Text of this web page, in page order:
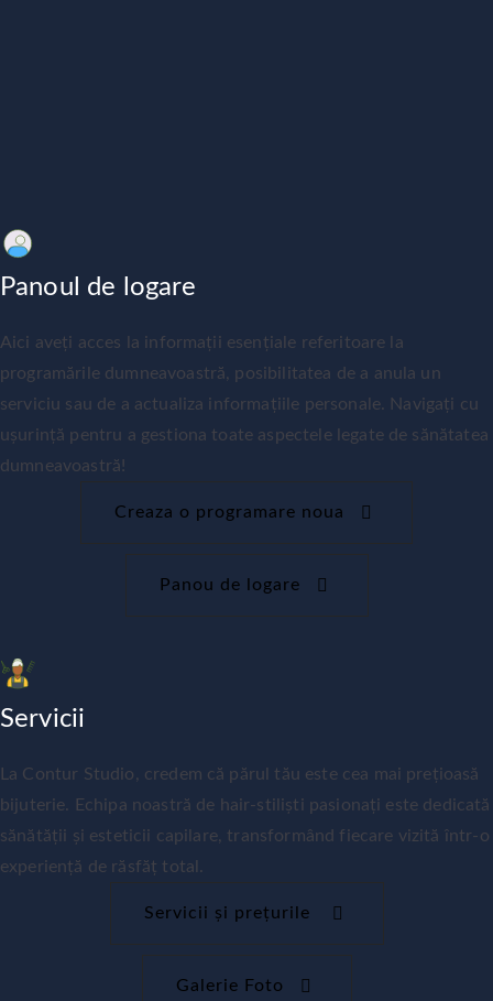
Panoul de logare
Aici aveți acces la informații esențiale referitoare la
programările dumneavoastră, posibilitatea de a anula un
serviciu sau de a actualiza informațiile personale. Navigați cu
ușurință pentru a gestiona toate aspectele legate de sănătatea
dumneavoastră!
Creaza o programare noua
Panou de logare
Servicii
La Contur Studio, credem că părul tău este cea mai prețioasă
bijuterie. Echipa noastră de hair-stiliști pasionați este dedicată
sănătății și esteticii capilare, transformând fiecare vizită într-o
experiență de răsfăț total.
Servicii și prețurile
Galerie Foto